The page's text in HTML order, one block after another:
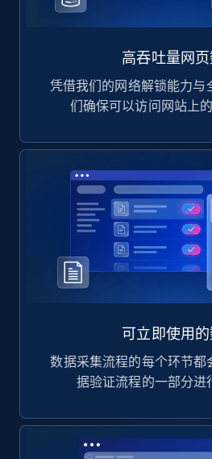
高吞吐量网
凭借我们的网络解锁能力与
们确保可以访问网站上
可立即使用
数据采集流程的每个环节都
据验证流程的一部分进